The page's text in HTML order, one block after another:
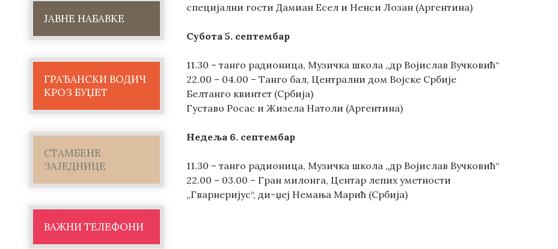
ЈАВНЕ НАБАВКЕ
ГРАЂАНСКИ ВОДИЧ
КРОЗ БУЏЕТ
СТАМБЕНЕ
ЗАЈЕДНИЦЕ
ВАЖНИ ТЕЛЕФОНИ
специјални гости Дамиан Есел и Ненси Лозан (Аргентина)
Субота 5. септембар
11.30 – танго радионица, Музичка школа „др Војислав Вучковић“
22.00 – 04.00 – Танго бал, Централни дом Војске Србије
Белтанго квинтет (Србија)
Густаво Росас и Жизела Натоли (Аргентина)
Недеља 6. септембар
11.30 – танго радионица, Музичка школа „др Војислав Вучковић“
22.00 – 03.00 – Гран милонга, Центар лепих уметности
„Гварнеријус“, ди-џеј Немања Марић (Србија)